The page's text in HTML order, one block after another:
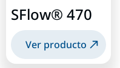
SFlow® 470
Ver producto